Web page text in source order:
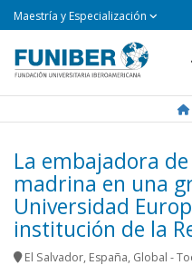
Maestría y Especialización
La embajadora
madrina en una
Universidad
institución de la
El Salvador, España, Global -